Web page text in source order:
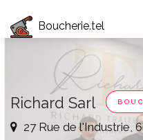
Boucherie.tel
Richard Sarl
27 Rue de l'Industrie,